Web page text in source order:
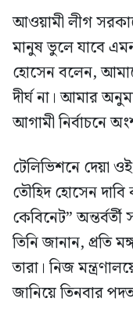
আওয়ামী লীগ
মানুষ ভুলে যাবে
হোসেন বলেন,
দীর্ঘ না। আমার
আগামী নির্বাচনে
টেলিভিশনে দেয়া
তৌহিদ হোসেন
কেবিনেট”
তিনি জানান, প্রতি
তারা। নিজ
জানিয়ে তিনবার